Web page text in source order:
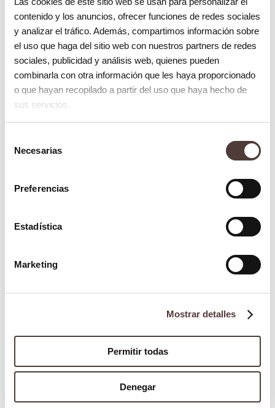
contenido y los anuncios, ofrecer funciones de redes sociales
y analizar el tráfico. Además, compartimos información sobre
el uso que haga del sitio web con nuestros partners de redes
sociales, publicidad y análisis web, quienes pueden
combinarla con otra información que les haya proporcionado
o que hayan recopilado a partir del uso que haya hecho de
sus servicios.
Necesarias
Preferencias
Estadística
Marketing
Mostrar detalles
Permitir todas
Denegar
este diente postizo provisional lo llevará el
paciente hasta el día en el que se instale el
implante dentalfijo. Seguidamente, se
atornillará el implante al hueso. Gracias a
ello se mantendrá fijo, guardando la
¿Cuánto tiempo se puede llevar un diente
diferente. No obstante, debemos recordar
meses de uso
vez, el objetivo principal será tener un
problema de salud bucodental justo antes
Existen casos en los que es posible que